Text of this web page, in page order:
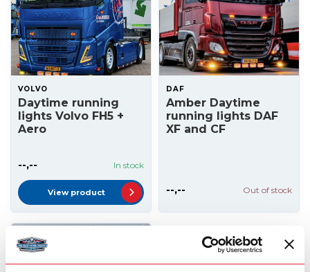
VOLVO
Daytime running
lights Volvo FH5 +
Aero
--,-- In stock
View product
DAF
Amber Daytime
running lights DAF
XF and CF
--,-- Out of stock